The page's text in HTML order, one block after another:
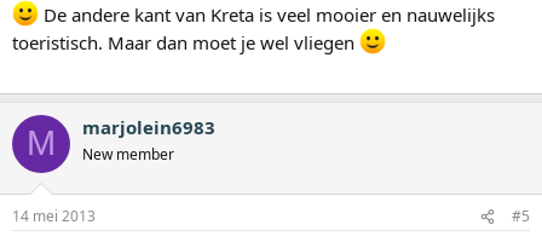
De andere kant van Kreta is veel mooier en nauwelijks
toeristisch. Maar dan moet je wel vliegen
M marjolein6983
New member
14 mei 2013 #5